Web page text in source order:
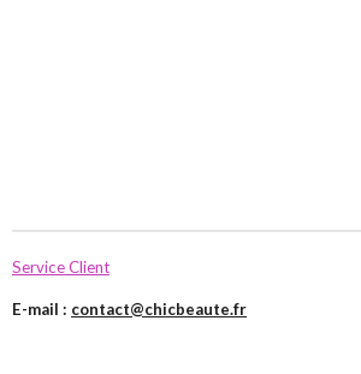
Service Client
E-mail : contact@chicbeaute.fr